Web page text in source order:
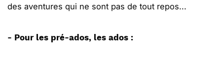
des aventures qui ne sont pas de tout repos...
- Pour les pré-ados, les ados :